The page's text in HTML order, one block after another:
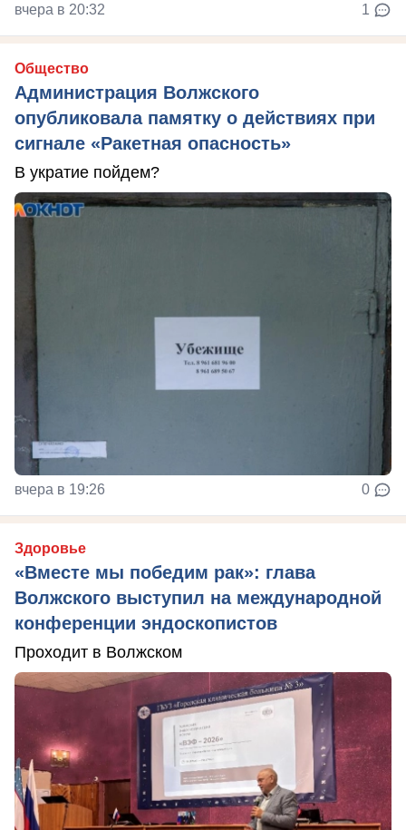
вчера в 20:32 1
Общество
Администрация Волжского
опубликовала памятку о действиях при
сигнале «Ракетная опасность»
В укратие пойдем?
вчера в 19:26 0
Здоровье
«Вместе мы победим рак»: глава
Волжского выступил на международной
конференции эндоскопистов
Проходит в Волжском